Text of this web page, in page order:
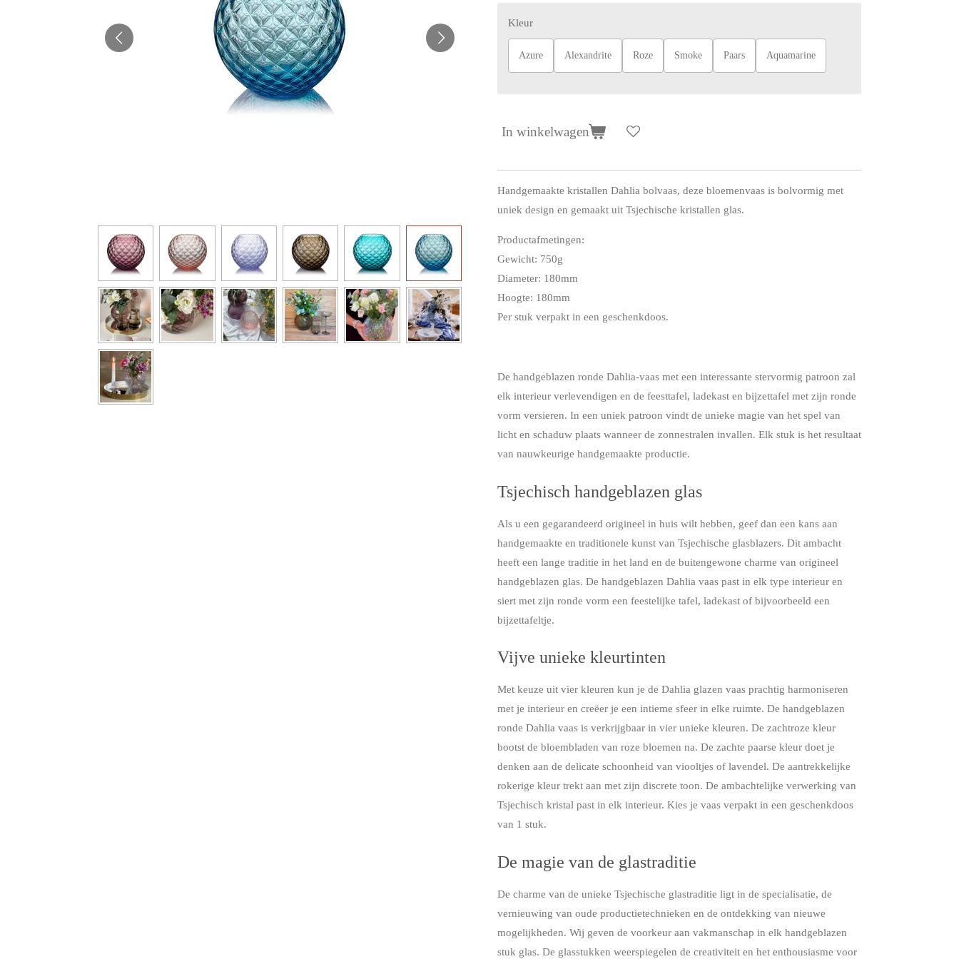
Kleur
Azure Alexandrite Roze Smoke Paars Aquamarine
In winkelwagen
Handgemaakte kristallen Dahlia bolvaas, deze bloemenvaas is bolvormig met
uniek design en gemaakt uit Tsjechische kristallen glas.
Productafmetingen:
Gewicht: 750g
Diameter: 180mm
Hoogte: 180mm
Per stuk verpakt in een geschenkdoos.
De handgeblazen ronde Dahlia-vaas met een interessante stervormig patroon zal
elk interieur verlevendigen en de feesttafel, ladekast en bijzettafel met zijn ronde
vorm versieren. In een uniek patroon vindt de unieke magie van het spel van
licht en schaduw plaats wanneer de zonnestralen invallen. Elk stuk is het resultaat
van nauwkeurige handgemaakte productie.
Tsjechisch handgeblazen glas
Als u een gegarandeerd origineel in huis wilt hebben, geef dan een kans aan
handgemaakte en traditionele kunst van Tsjechische glasblazers. Dit ambacht
heeft een lange traditie in het land en de buitengewone charme van origineel
handgeblazen glas. De handgeblazen Dahlia vaas past in elk type interieur en
siert met zijn ronde vorm een ​​feestelijke tafel, ladekast of bijvoorbeeld een
bijzettafeltje.
Vijve unieke kleurtinten
Met keuze uit vier kleuren kun je de Dahlia glazen vaas prachtig harmoniseren
met je interieur en creëer je een intieme sfeer in elke ruimte. De handgeblazen
ronde Dahlia vaas is verkrijgbaar in vier unieke kleuren. De zachtroze kleur
bootst de bloembladen van roze bloemen na. De zachte paarse kleur doet je
denken aan de delicate schoonheid van viooltjes of lavendel. De aantrekkelijke
rokerige kleur trekt aan met zijn discrete toon. De ambachtelijke verwerking van
Tsjechisch kristal past in elk interieur. Kies je vaas verpakt in een geschenkdoos
van 1 stuk.
De magie van de glastraditie
De charme van de unieke Tsjechische glastraditie ligt in de specialisatie, de
vernieuwing van oude productietechnieken en de ontdekking van nieuwe
mogelijkheden. Wij geven de voorkeur aan vakmanschap in elk handgeblazen
stuk glas. De glasstukken weerspiegelen de creativiteit en het enthousiasme voor